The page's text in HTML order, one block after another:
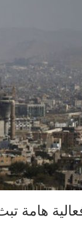
تبث بالتزامن في